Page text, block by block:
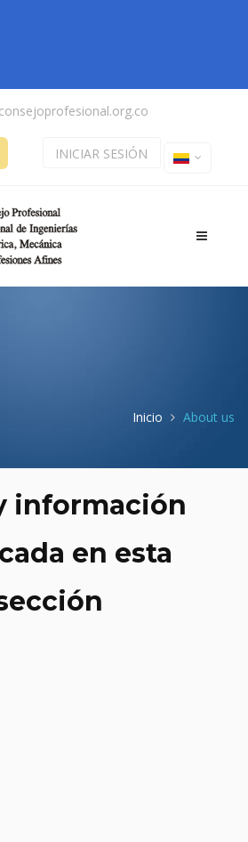
INICIAR SESIÓN
Toggle
Inicio About us
información
en esta